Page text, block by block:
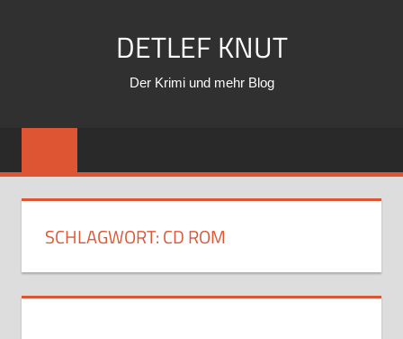
DETLEF KNUT
Der Krimi und mehr Blog
SCHLAGWORT:CD ROM